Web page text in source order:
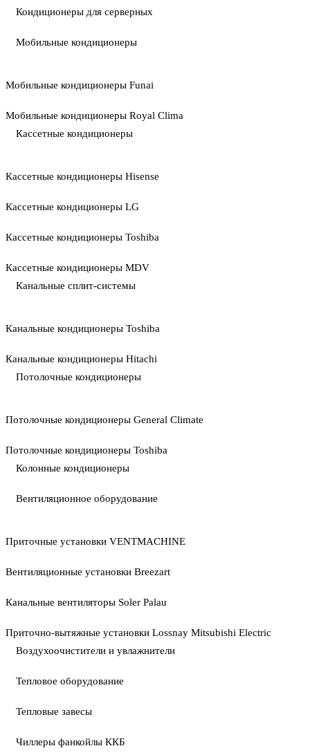
Кондиционеры для серверных
Мобильные кондиционеры
Мобильные кондиционеры Funai
Мобильные кондиционеры Royal Clima
Кассетные кондиционеры
Кассетные кондиционеры Hisense
Кассетные кондиционеры LG
Кассетные кондиционеры Toshiba
Кассетные кондиционеры MDV
Канальные сплит-системы
Канальные кондиционеры Toshiba
Канальные кондиционеры Hitachi
Потолочные кондиционеры
Потолочные кондиционеры General Climate
Потолочные кондиционеры Toshiba
Колонные кондиционеры
Вентиляционное оборудование
Приточные установки VENTMACHINE
Вентиляционные установки Breezart
Канальные вентиляторы Soler Palau
Приточно-вытяжные установки Lossnay Mitsubishi Electric
Воздухоочистители и увлажнители
Тепловое оборудование
Тепловые завесы
Чиллеры фанкойлы ККБ